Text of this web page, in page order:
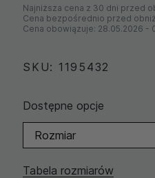
Najniższa cena z 30 dni przed
Cena bezpośrednio przed
Cena obowiązuje: 28.05.2026 -
SKU: 1195432
Dostępne opcje
Rozmiar
Tabela rozmiarów